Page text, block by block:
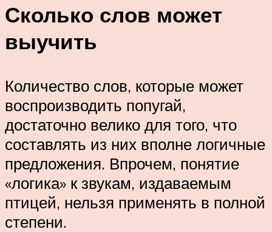
Сколько слов может
выучить
Количество слов, которые может
воспроизводить попугай,
достаточно велико для того, что
составлять из них вполне логичные
предложения. Впрочем, понятие
«логика» к звукам, издаваемым
птицей, нельзя применять в полной
степени.